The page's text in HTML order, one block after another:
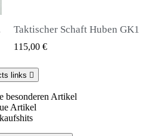
QUICK VIEW
Snowpeak Fox Zasdar M25
65,00 €
links 
besonderen Artikel
Artikel